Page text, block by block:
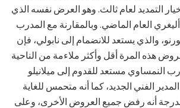
التمديد لعام ثالث. وهو العرض نفسه الذي
العام الماضي. وبالمقارنة مع المدرب
والذي يستعد للانضمام إلى نابولي، فإن
هذه المرة أقل وأكثر ملاءمة من الناحية
النمساوي مستعد للقدوم إلى ميلانيلو
الفني الجديد، كما أنه متحمس للغاية
لدرجة أنه رفض جميع العروض الأخرى، وعلى